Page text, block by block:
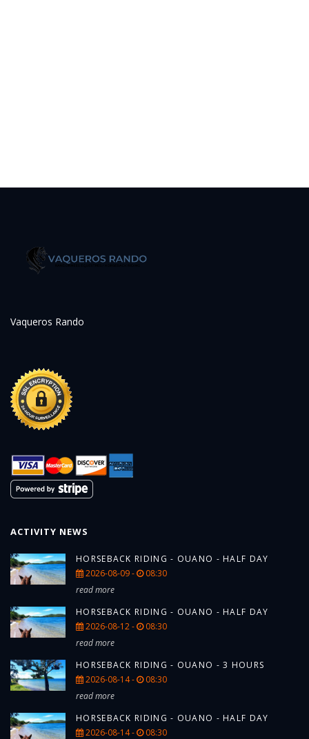
Vaqueros Rando
ACTIVITY NEWS
HORSEBACK RIDING - OUANO - HALF DAY
2026-08-09 -
08:30
read more
HORSEBACK RIDING - OUANO - HALF DAY
2026-08-12 -
08:30
read more
HORSEBACK RIDING - OUANO - 3 HOURS
2026-08-14 -
08:30
read more
HORSEBACK RIDING - OUANO - HALF DAY
2026-08-14 -
08:30